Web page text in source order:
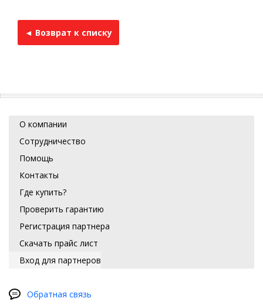
◄ Возврат к списку
О компании
Сотрудничество
Помощь
Контакты
Где купить?
Проверить гарантию
Регистрация партнера
Скачать прайс лист
Вход для партнеров
Обратная связь